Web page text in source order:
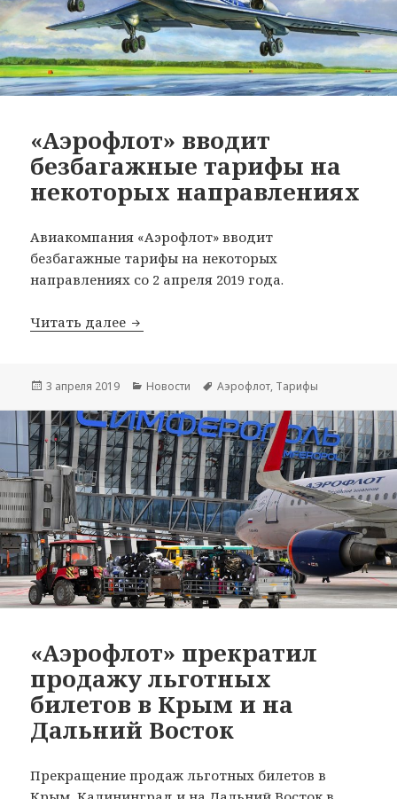
«Аэрофлот» вводит
безбагажные тарифы на
некоторых направлениях
Авиакомпания «Аэрофлот» вводит
безбагажные тарифы на некоторых
направлениях со 2 апреля 2019 года.
Читать далее «Аэрофлот» вводит безбагажные
Опубликовано
3 апреля 2019 Рубрики
Новости Метки
Аэрофлот, Тарифы
«Аэрофлот» прекратил
продажу льготных
билетов в Крым и на
Дальний Восток
Прекращение продаж льготных билетов в